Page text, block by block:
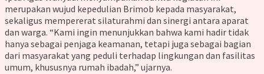
merupakan wujud kepedulian Brimob kepada masyarakat,
sekaligus mempererat silaturahmi dan sinergi antara aparat
dan warga. “Kami ingin menunjukkan bahwa kami hadir tidak
hanya sebagai penjaga keamanan, tetapi juga sebagai bagian
dari masyarakat yang peduli terhadap lingkungan dan fasilitas
umum, khususnya rumah ibadah,” ujarnya.